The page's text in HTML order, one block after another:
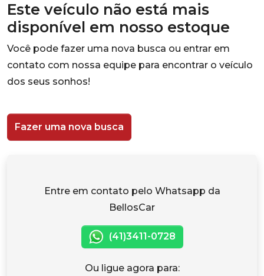
Este veículo não está mais
disponível em nosso estoque
Você pode fazer uma nova busca ou entrar em
contato com nossa equipe para encontrar o veículo
dos seus sonhos!
Fazer uma nova busca
Entre em contato pelo Whatsapp da
BellosCar
(41)3411-0728
Ou ligue agora para: